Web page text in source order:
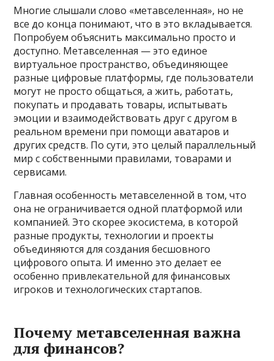
Многие слышали слово «метавселенная», но не
все до конца понимают, что в это вкладывается.
Попробуем объяснить максимально просто и
доступно. Метавселенная — это единое
виртуальное пространство, объединяющее
разные цифровые платформы, где пользователи
могут не просто общаться, а жить, работать,
покупать и продавать товары, испытывать
эмоции и взаимодействовать друг с другом в
реальном времени при помощи аватаров и
других средств. По сути, это целый параллельный
мир с собственными правилами, товарами и
сервисами.
Главная особенность метавселенной в том, что
она не ограничивается одной платформой или
компанией. Это скорее экосистема, в которой
разные продукты, технологии и проекты
объединяются для создания бесшовного
цифрового опыта. И именно это делает ее
особенно привлекательной для финансовых
игроков и технологических стартапов.
Почему метавселенная важна
для финансов?